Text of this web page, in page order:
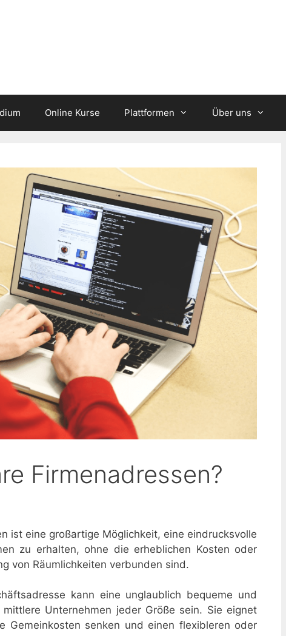
Online Kurse Plattformen Über uns
Firmenadressen?
ist eine großartige Möglichkeit, eine eindrucksvolle
zu erhalten, ohne die erheblichen Kosten oder
von Räumlichkeiten verbunden sind.
kann eine unglaublich bequeme und
Unternehmen jeder Größe sein. Sie eignet
Gemeinkosten senken und einen flexibleren oder